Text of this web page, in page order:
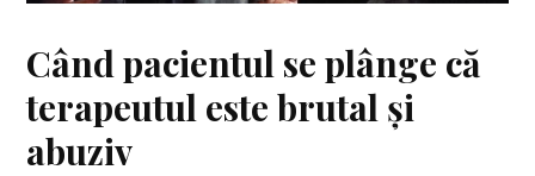
Când pacientul se plânge că
terapeutul este brutal și
abuziv